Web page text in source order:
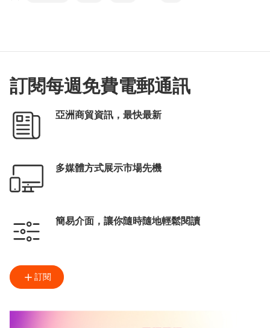
T-box升級轉型計劃
訂閱每週免費電郵通訊
亞洲商貿資訊，最快最新
多媒體方式展示市場先機
簡易介面，讓你隨時隨地輕鬆閱讀
訂閱